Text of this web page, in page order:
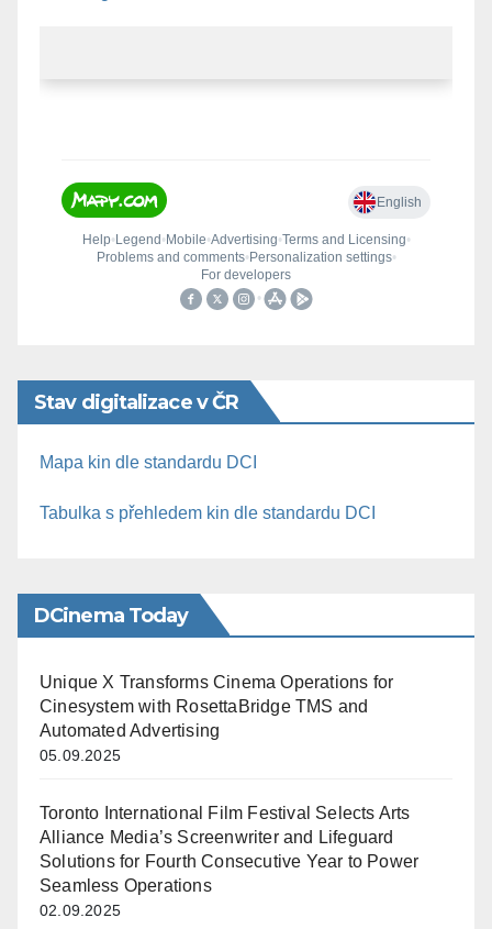
Stav digitalizace v ČR
Mapa kin dle standardu DCI
Tabulka s přehledem kin dle standardu DCI
DCinema Today
Unique X Transforms Cinema Operations for
Cinesystem with RosettaBridge TMS and
Automated Advertising
05.09.2025
Toronto International Film Festival Selects Arts
Alliance Media’s Screenwriter and Lifeguard
Solutions for Fourth Consecutive Year to Power
Seamless Operations
02.09.2025